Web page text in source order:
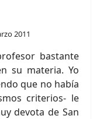
2011
bastante
su materia. Yo
que no había
criterios- le
devota de San